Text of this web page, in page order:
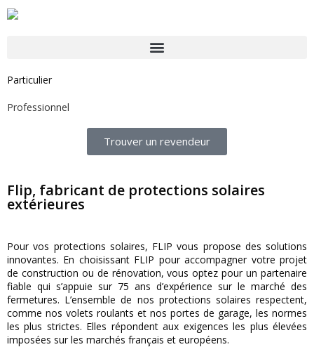
Particulier
Professionnel
Trouver un revendeur
Flip, fabricant de protections solaires
extérieures
Pour vos protections solaires, FLIP vous propose des solutions
innovantes. En choisissant FLIP pour accompagner votre projet
de construction ou de rénovation, vous optez pour un partenaire
fiable qui s’appuie sur 75 ans d’expérience sur le marché des
fermetures. L’ensemble de nos protections solaires respectent,
comme nos volets roulants et nos portes de garage, les normes
les plus strictes. Elles répondent aux exigences les plus élevées
imposées sur les marchés français et européens.